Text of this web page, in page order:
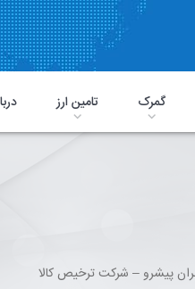
گمرک تامین ارز